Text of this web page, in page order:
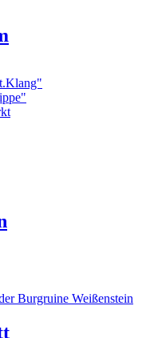
Burgruine Weißenstein